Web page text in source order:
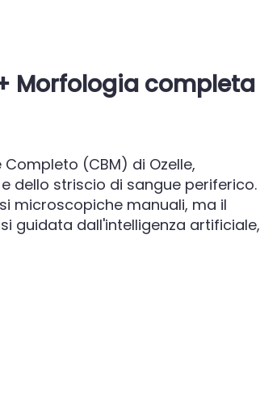
Morfologia completa
(CBM) di Ozelle,
dello striscio di sangue periferico.
microscopiche manuali, ma il
guidata dall'intelligenza artificiale,